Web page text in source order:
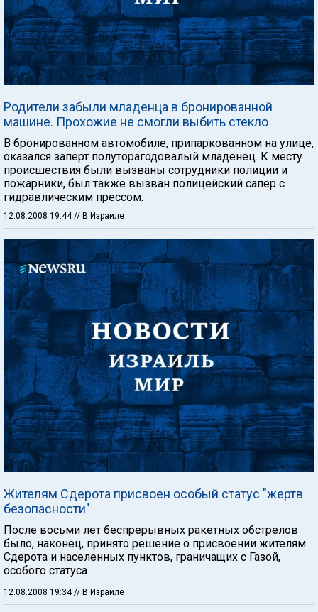
Родители забыли младенца в бронированной
машине. Прохожие не смогли выбить стекло
В бронированном автомобиле, припаркованном на улице,
оказался заперт полуторагодовалый младенец. К месту
происшествия были вызваны сотрудники полиции и
пожарники, был также вызван полицейский сапер с
гидравлическим прессом.
12.08.2008 19:44 // В Израиле
Жителям Сдерота присвоен особый статус "жертв
безопасности"
После восьми лет беспрерывных ракетных обстрелов
было, наконец, принято решение о присвоении жителям
Сдерота и населенных пунктов, граничащих с Газой,
особого статуса.
12.08.2008 19:34// В Израиле